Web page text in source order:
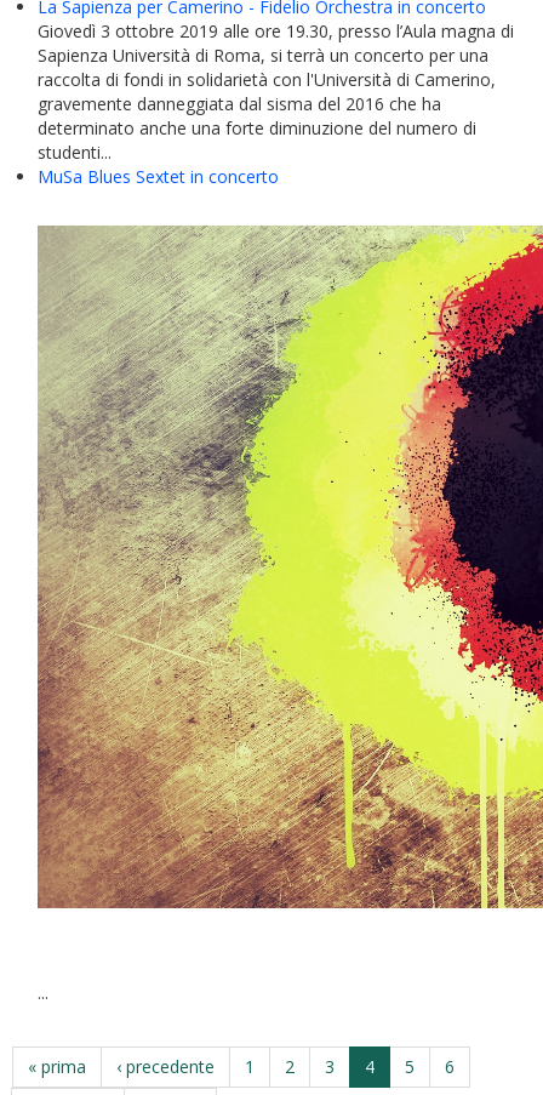
La Sapienza per Camerino - Fidelio Orchestra in concerto
Giovedì 3 ottobre 2019 alle ore 19.30, presso l’Aula magna di
Sapienza Università di Roma, si terrà un concerto per una
raccolta di fondi in solidarietà con l'Università di Camerino,
gravemente danneggiata dal sisma del 2016 che ha
determinato anche una forte diminuzione del numero di
studenti...
MuSa Blues Sextet in concerto
...
« prima ‹ precedente 1 2 3 4 5
6